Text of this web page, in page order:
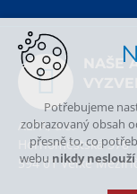
NAŠE
ALPA, a.s.
Hornoměstská 378
594 01 Velké
Potřebujeme
zobrazovaný obsah
přesně to, co
webu nikdy